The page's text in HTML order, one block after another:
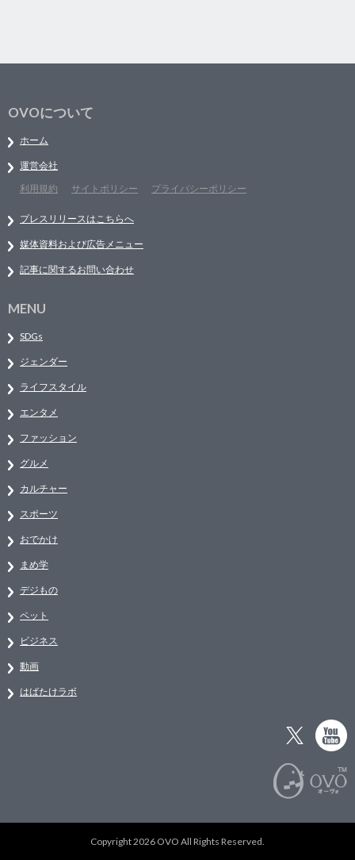
OVOについて
ホーム
運営会社
利用規約
サイトポリシー プライバシーポリシー
プレスリリースはこちらへ
媒体資料および広告メニュー
記事に関するお問い合わせ
MENU
SDGs
ジェンダー
ライフスタイル
エンタメ
ファッション
グルメ
カルチャー
スポーツ
おでかけ
まめ学
デジもの
ペット
ビジネス
動画
はばたけラボ
Copyright 2026 OVO All Rights Reserved.